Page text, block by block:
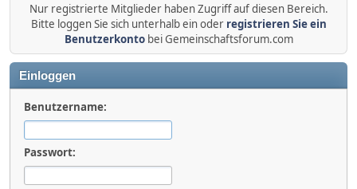
Nur registrierte Mitglieder haben Zugriff auf diesen Bereich.
Bitte loggen Sie sich unterhalb ein oder registrieren Sie ein
Benutzerkontobei Gemeinschaftsforum.com
Einloggen
Benutzername:
Passwort: